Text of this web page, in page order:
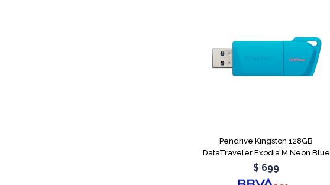
Pendrive Kingston 128GB
DataTraveler Exodia M Neon Blue
$ 699